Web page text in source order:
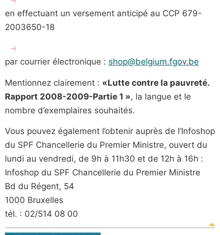
en effectuant un versement anticipé au CCP 679-
2003650-18
par courrier électronique : shop@belgium.fgov.be
Mentionnez clairement : «Lutte contre la pauvreté.
Rapport 2008-2009-Partie 1 », la langue et le
nombre d’exemplaires souhaités.
Vous pouvez également l’obtenir auprès de l’Infoshop
du SPF Chancellerie du Premier Ministre, ouvert du
lundi au vendredi, de 9h à 11h30 et de 12h à 16h :
Infoshop du SPF Chancellerie du Premier Ministre
Bd du Régent, 54
1000 Bruxelles
tél. : 02/514 08 00